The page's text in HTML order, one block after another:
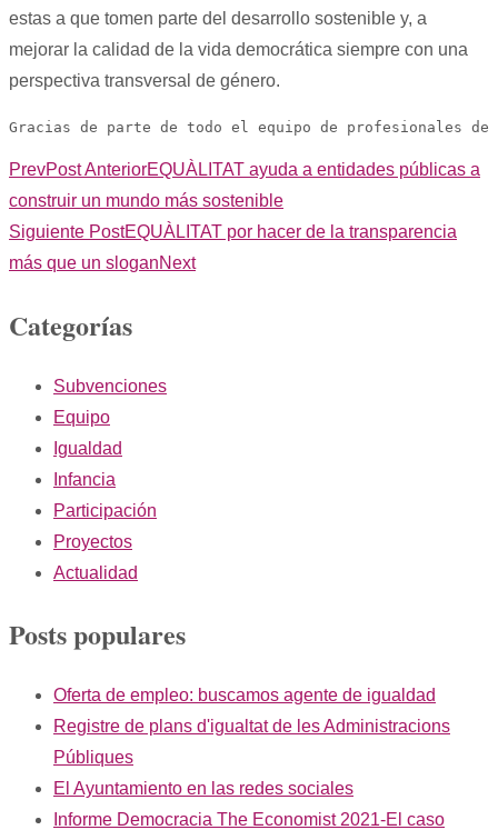
estas a que tomen parte del desarrollo sostenible y, a
mejorar la calidad de la vida democrática siempre con una
perspectiva transversal de género.
Gracias de parte de todo el equipo de profesionales
PrevPost AnteriorEQUÀLITAT ayuda a entidades públicas a
construir un mundo más sostenible
Siguiente PostEQUÀLITAT por hacer de la transparencia
más que un sloganNext
Categorías
Subvenciones
Equipo
Igualdad
Infancia
Participación
Proyectos
Actualidad
Posts populares
Oferta de empleo: buscamos agente de igualdad
Registre de plans d'igualtat de les Administracions
Públiques
El Ayuntamiento en las redes sociales
Informe Democracia The Economist 2021-El caso